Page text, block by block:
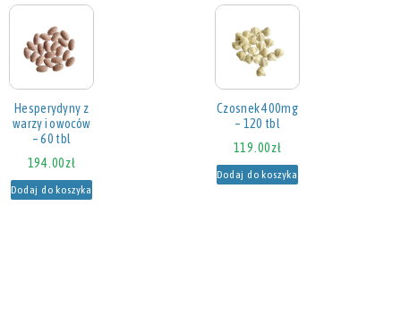
Hesperydyny z
warzy i owoców
– 60 tbl
194.00zł
Dodaj do koszyka
Czosnek 400mg
– 120 tbl
119.00zł
Dodaj do koszyka